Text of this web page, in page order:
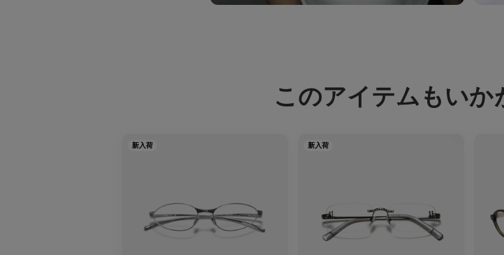
このアイテムもいか
新入荷 新入荷